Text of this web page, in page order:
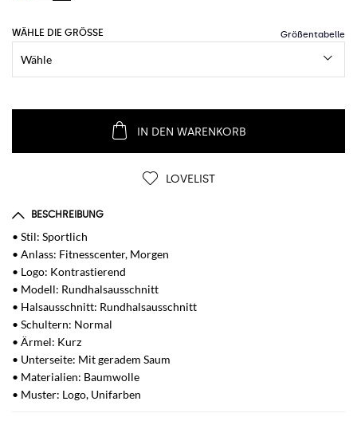
WÄHLE DIE GRÖSSE
IN DEN WARENKORB
LOVELIST
BESCHREIBUNG
• Stil: Sportlich
• Anlass: Fitnesscenter, Morgen
• Logo: Kontrastierend
• Modell: Rundhalsausschnitt
• Halsausschnitt: Rundhalsausschnitt
• Schultern: Normal
• Ärmel: Kurz
• Unterseite: Mit geradem Saum
• Materialien: Baumwolle
• Muster: Logo, Unifarben